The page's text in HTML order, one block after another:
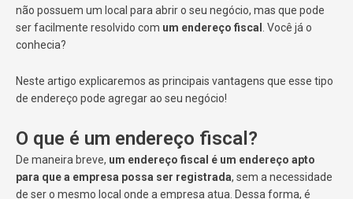
não possuem um local para abrir o seu negócio, mas que pode
ser facilmente resolvido com um endereço fiscal
. Você já o
conhecia?
Neste artigo explicaremos as principais vantagens que esse tipo
de endereço pode agregar ao seu negócio!
O que é um endereço fiscal?
De maneira breve, um endereço fiscal é um endereço apto
para que a empresa possa ser registrada, sem a necessidade
de ser o mesmo local onde a empresa atua. Dessa forma, é